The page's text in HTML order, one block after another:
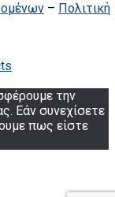
– Πολιτική
την
Εάν συνεχίσετε
πως είστε